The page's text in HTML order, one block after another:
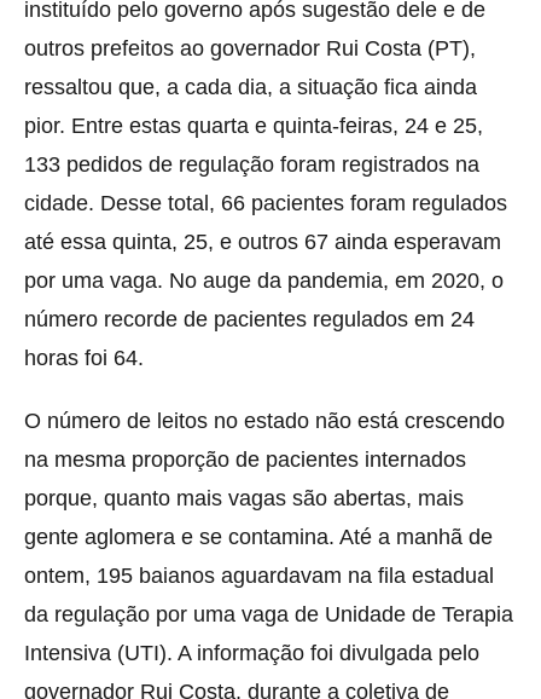
instituído pelo governo após sugestão dele e de
outros prefeitos ao governador Rui Costa (PT),
ressaltou que, a cada dia, a situação fica ainda
pior. Entre estas quarta e quinta-feiras, 24 e 25,
133 pedidos de regulação foram registrados na
cidade. Desse total, 66 pacientes foram regulados
até essa quinta, 25, e outros 67 ainda esperavam
por uma vaga. No auge da pandemia, em 2020, o
número recorde de pacientes regulados em 24
horas foi 64.
O número de leitos no estado não está crescendo
na mesma proporção de pacientes internados
porque, quanto mais vagas são abertas, mais
gente aglomera e se contamina. Até a manhã de
ontem, 195 baianos aguardavam na fila estadual
da regulação por uma vaga de Unidade de Terapia
Intensiva (UTI). A informação foi divulgada pelo
governador Rui Costa, durante a coletiva de